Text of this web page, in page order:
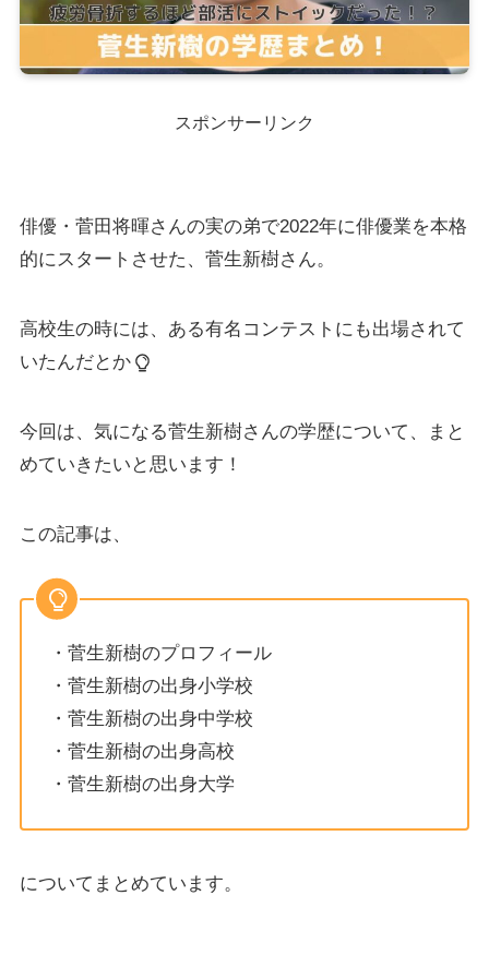
スポンサーリンク
俳優・菅田将暉さんの実の弟で2022年に俳優業を本格
的にスタートさせた、菅生新樹さん。
高校生の時には、ある有名コンテストにも出場されて
いたんだとか
今回は、気になる菅生新樹さんの学歴について、まと
めていきたいと思います！
この記事は、
・菅生新樹のプロフィール
・菅生新樹の出身小学校
・菅生新樹の出身中学校
・菅生新樹の出身高校
・菅生新樹の出身大学
についてまとめています。